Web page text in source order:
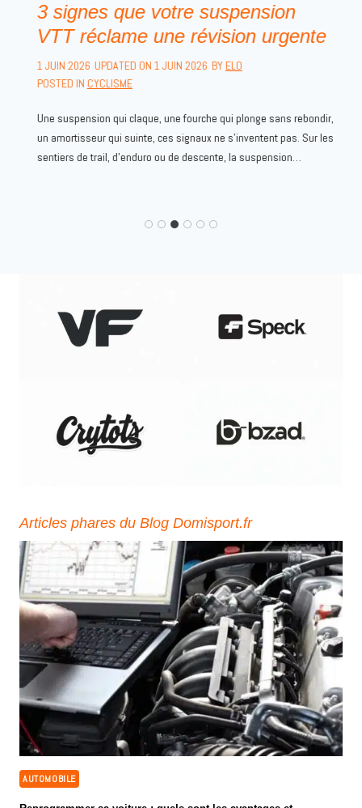
3 signes que votre suspension
VTT réclame une révision urgente
1 JUIN 2026 UPDATED ON1 JUIN 2026 BYELO
POSTED INCYCLISME
Une suspension qui claque, une fourche qui plonge sans rebondir,
un amortisseur qui suinte, ces signaux ne s’inventent pas. Sur les
sentiers de trail, d’enduro ou de descente, la suspension…
Articles phares du Blog Domisport.fr
AUTOMOBILE